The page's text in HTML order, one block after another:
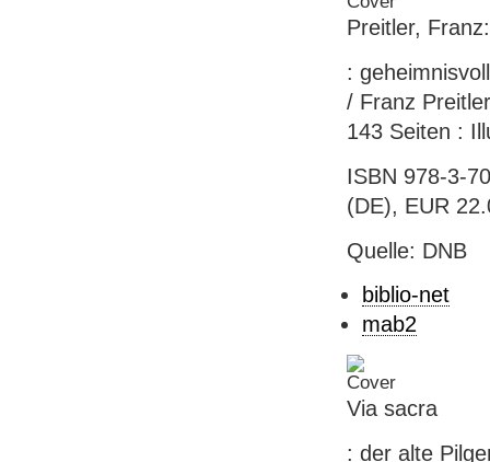
Preitler,
:
/ Franz
143 Seiten :
ISBN 978-3-
(DE), EUR
Quelle: DNB
biblio-net
mab2
Via sacra
: der alte